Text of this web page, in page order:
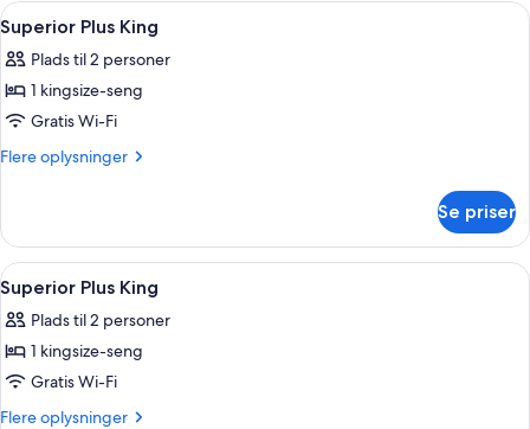
Indlæs
alle
billeder
af
Superior
Plus
Minibar, pengeskab på værelset,
13
Superior Plus King
Plads til 2 personer
1 kingsize-seng
Gratis Wi-Fi
Flere oplysninger
Flere
Plus
King
Se priser
Indlæs
alle
billeder
af
Superior
Plus
Et moderne hotelværelse med en
13
Superior Plus King
Plads til 2 personer
1 kingsize-seng
Gratis Wi-Fi
Flere oplysninger
Flere